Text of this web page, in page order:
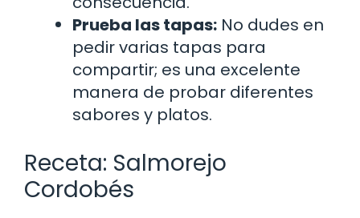
Prueba las tapas: No dudes en
pedir varias tapas para
compartir; es una excelente
manera de probar diferentes
sabores y platos.
Receta: Salmorejo
Cordobés